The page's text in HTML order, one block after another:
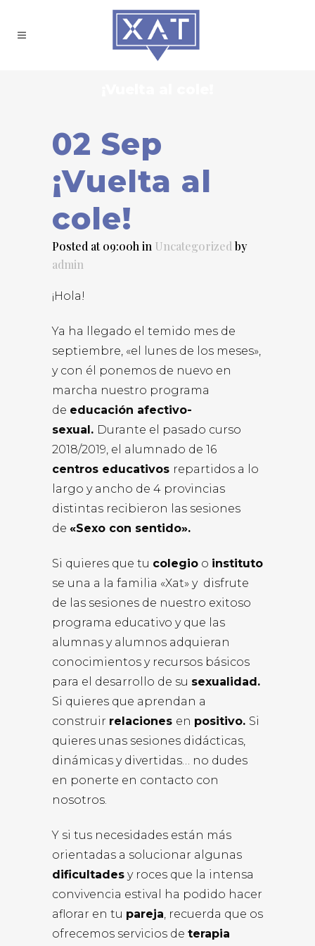
02 Sep
¡Vuelta al
cole!
Posted at 09:00h in Uncategorized by
admin
¡Hola!
Ya ha llegado el temido mes de
septiembre, «el lunes de los meses»,
y con él ponemos de nuevo en
marcha nuestro programa
de educación afectivo-
sexual. Durante el pasado curso
2018/2019, el alumnado de 16
centros educativos repartidos a lo
largo y ancho de 4 provincias
distintas recibieron las sesiones
de «Sexo con sentido».
Si quieres que tu colegio o instituto
se una a la familia «Xat» y disfrute
de las sesiones de nuestro exitoso
programa educativo y que las
alumnas y alumnos adquieran
conocimientos y recursos básicos
para el desarrollo de su sexualidad.
Si quieres que aprendan a
construir relaciones en positivo. Si
quieres unas sesiones didácticas,
dinámicas y divertidas… no dudes
en ponerte en contacto con
nosotros.
Y si tus necesidades están más
orientadas a solucionar algunas
dificultades y roces que la intensa
convivencia estival ha podido hacer
aflorar en tu pareja, recuerda que os
ofrecemos servicios de terapia